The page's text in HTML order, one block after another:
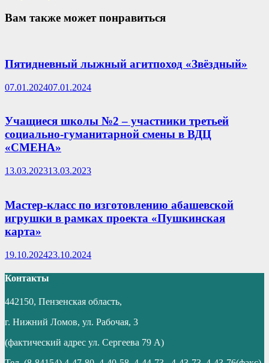
Вам также может понравиться
Пятидневный лыжный агитпоход «Звёздный»
07.01.202407.01.2024
Учащиеся школы №2 – участники третьей
социально-гуманитарной смены в ВДЦ
«СМЕНА»
13.03.202313.03.2023
Мастер-класс по изготовлению абашевской
игрушки в рамках проекта «Пушкинская
карта»
19.10.202423.10.2024
Контакты
442150, Пензенская область,
г. Нижний Ломов, ул. Рабочая, 3
(фактический адрес ул. Сергеева 79 А)